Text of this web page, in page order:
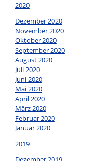
2020
Dezember 2020
November 2020
Oktober 2020
September 2020
August 2020
Juli 2020
Juni 2020
Mai 2020
April 2020
März 2020
Februar 2020
Januar 2020
2019